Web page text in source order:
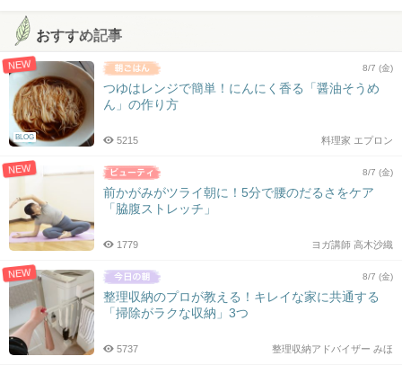
おすすめ記事
NEW
BLOG
8/7 (金)
つゆはレンジで簡単！にんにく香る「醤油そうめ
ん」の作り方
料理家 エプロン
5215
NEW 8/7 (金)
前かがみがツライ朝に！5分で腰のだるさをケア
「脇腹ストレッチ」
ヨガ講師 高木沙織
1779
NEW 8/7 (金)
整理収納のプロが教える！キレイな家に共通する
「掃除がラクな収納」3つ
整理収納アドバイザー みほ
5737